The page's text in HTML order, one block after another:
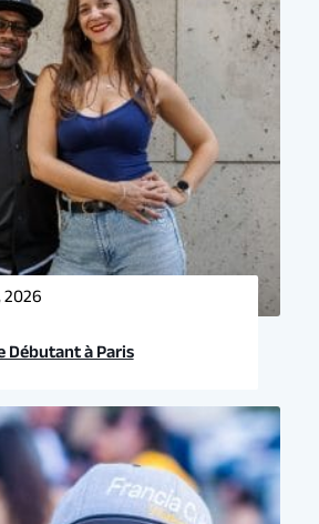
2026
Débutant à Paris